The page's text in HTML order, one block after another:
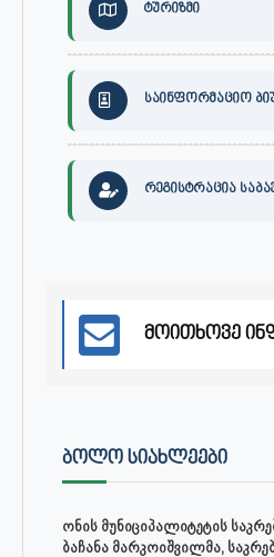
ტურიზმი
საინფორმაციო
რეგისტრაცია
მოითხოვე
ᲑᲝᲚᲝ ᲡᲘᲐᲮᲚᲔᲔᲑᲘ
ონის მუნიციპალიტეტის
ბაჩანა მარკოიშვილმა,